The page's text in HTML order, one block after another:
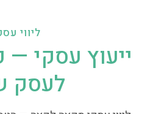
ליווי
ייעוץ עסקי —
לעסק